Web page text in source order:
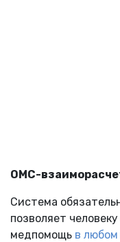
ОМС-
Система
позволяет
медпомощь в